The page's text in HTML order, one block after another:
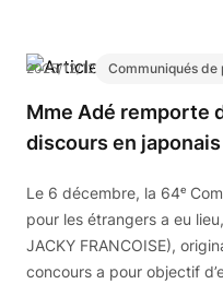
2025/12/12 Communiqués de
Mme Adé remporte
discours en japonais
Le 6 décembre, la 64ᵉ
pour les étrangers a eu
JACKY FRANCOISE),
concours a pour objectif